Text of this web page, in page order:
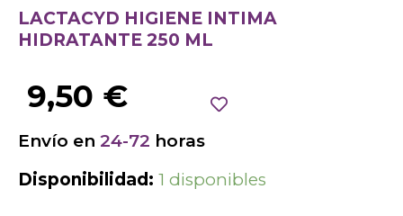
LACTACYD HIGIENE INTIMA
HIDRATANTE 250 ML
9,50 €
Envío en 24-72 horas
Disponibilidad: 1 disponibles